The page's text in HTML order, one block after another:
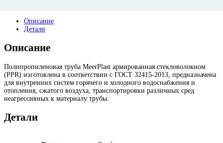
Описание
Детали
Описание
Полипропиленовая труба MeerPlast армированная стекловолокном
(PPR) изготовлена в соответствии с ГОСТ 32415-2013, предназначена
для внутренних систем горячего и холодного водоснабжения и
отопления, сжатого воздуха, транспортировки различных сред
неагрессивных к материалу трубы.
Детали